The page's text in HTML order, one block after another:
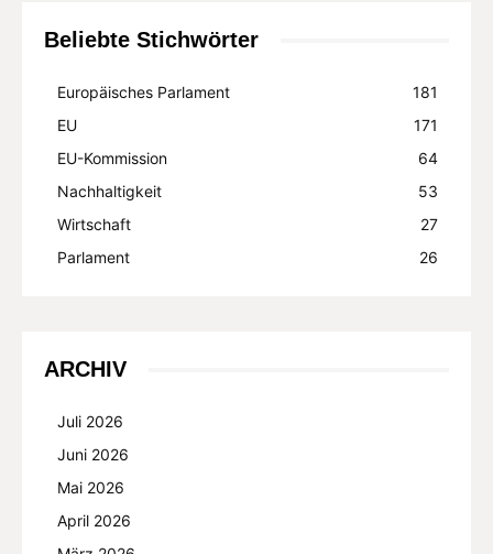
Beliebte Stichwörter
Europäisches Parlament
181
EU
171
EU-Kommission
64
Nachhaltigkeit
53
Wirtschaft
27
Parlament
26
ARCHIV
Juli 2026
Juni 2026
Mai 2026
April 2026